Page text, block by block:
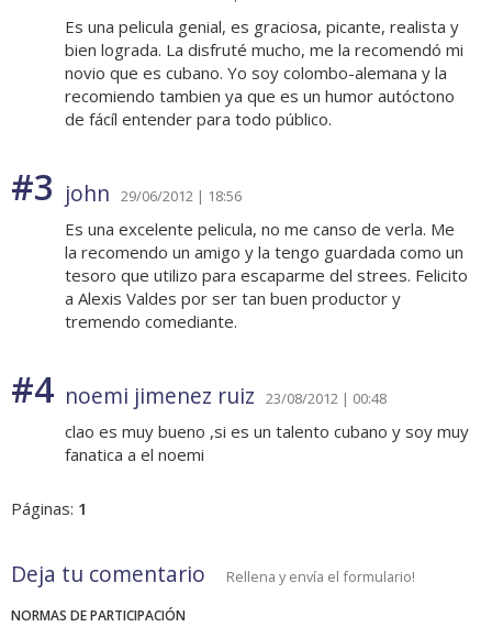
Es una pelicula genial, es graciosa, picante, realista y
bien lograda. La disfruté mucho, me la recomendó mi
novio que es cubano. Yo soy colombo-alemana y la
recomiendo tambien ya que es un humor autóctono
de fácíl entender para todo público.
#3 john 29/06/2012 | 18:56
Es una excelente pelicula, no me canso de verla. Me
la recomendo un amigo y la tengo guardada como un
tesoro que utilizo para escaparme del strees. Felicito
a Alexis Valdes por ser tan buen productor y
tremendo comediante.
#4 noemi jimenez ruiz 23/08/2012 | 00:48
clao es muy bueno ,si es un talento cubano y soy muy
fanatica a el noemi
Páginas: 1
Deja tu comentario Rellena y envía el formulario!
NORMAS DE PARTICIPACIÓN